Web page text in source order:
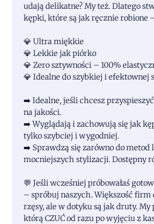
udają delikatne? My też. Dlatego
kępki, które są jak ręcznie robione
💎 Ultra miękkie
💎 Lekkie jak piórko
💎 Zero sztywności – 100%
💎 Idealne do szybkiej i efektownej
➡️ Idealne, jeśli chcesz
na jakości.
➡️ Wyglądają i zachowują się jak
tylko szybciej i wygodniej.
➡️ Sprawdzą się zarówno do metod
mocniejszych stylizacji. Dostępny
💬 Jeśli wcześniej próbowałaś
– spróbuj naszych. Większość
rzęsy, ale w dotyku są jak druty.
którą CZUĆ od razu po wyjęciu z